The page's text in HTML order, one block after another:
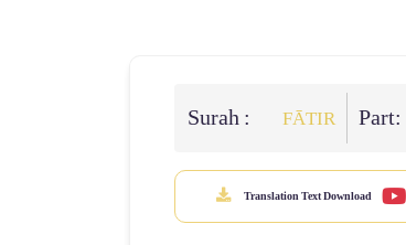
Surah : FĀTIR Part:
Translation Text Download